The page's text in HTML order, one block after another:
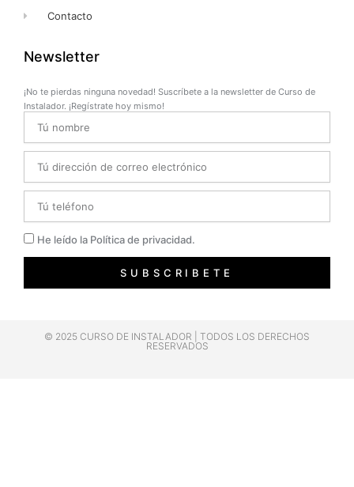
Contacto
Newsletter
¡No te pierdas ninguna novedad! Suscríbete a la newsletter de Curso de
Instalador. ¡Regístrate hoy mismo!
Privacidad
He leído la Política de privacidad.
SUBSCRIBETE
© 2025 CURSO DE INSTALADOR | TODOS LOS DERECHOS
RESERVADOS